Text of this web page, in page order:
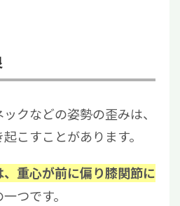
クなどの姿勢の歪みは、
こすことがあります。
重心が前に偏り膝関節に
一つです。